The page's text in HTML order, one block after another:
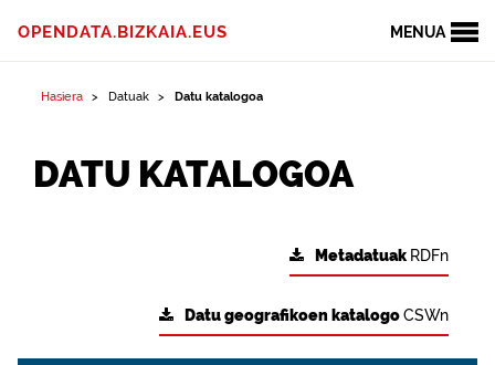
MENUA
OPENDATA.BIZKAIA.EUS
Hasiera Datuak Datu katalogoa
DATU KATALOGOA
Metadatuak RDFn
Datu geografikoen katalogoCSWn